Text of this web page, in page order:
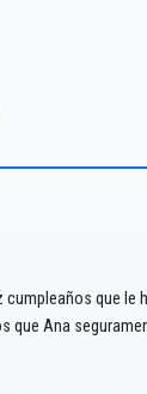
que
que Ana